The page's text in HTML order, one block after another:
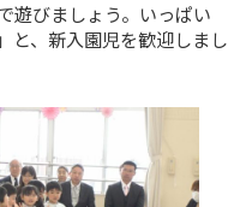
遊びましょう。いっぱい
と、新入園児を歓迎しまし